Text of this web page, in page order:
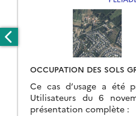
OCCUPATION DES SOLS
Ce cas d’usage a été
Utilisateurs du 6
présentation complète :